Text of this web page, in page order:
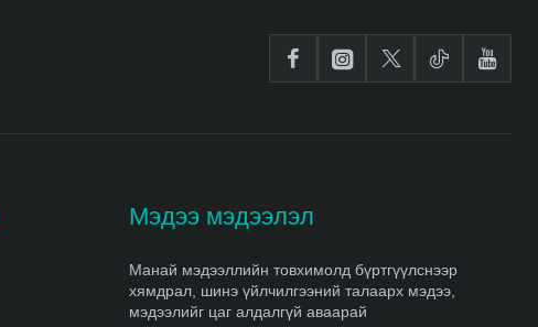
Мэдээ мэдээлэл
Манай мэдээллийн товхимолд бүртгүүлснээр
хямдрал, шинэ үйлчилгээний талаарх мэдээ,
мэдээлийг цаг алдалгүй аваарай